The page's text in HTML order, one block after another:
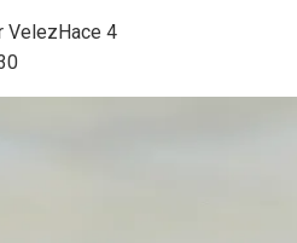
Velez Hace 4